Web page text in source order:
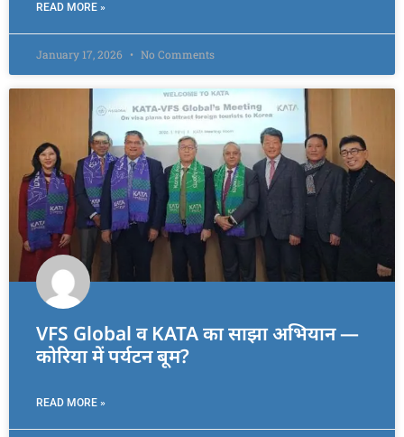
READ MORE »
January 17, 2026 No Comments
VFS Global व KATA का साझा अभियान —
कोरिया में पर्यटन बूम?
READ MORE »